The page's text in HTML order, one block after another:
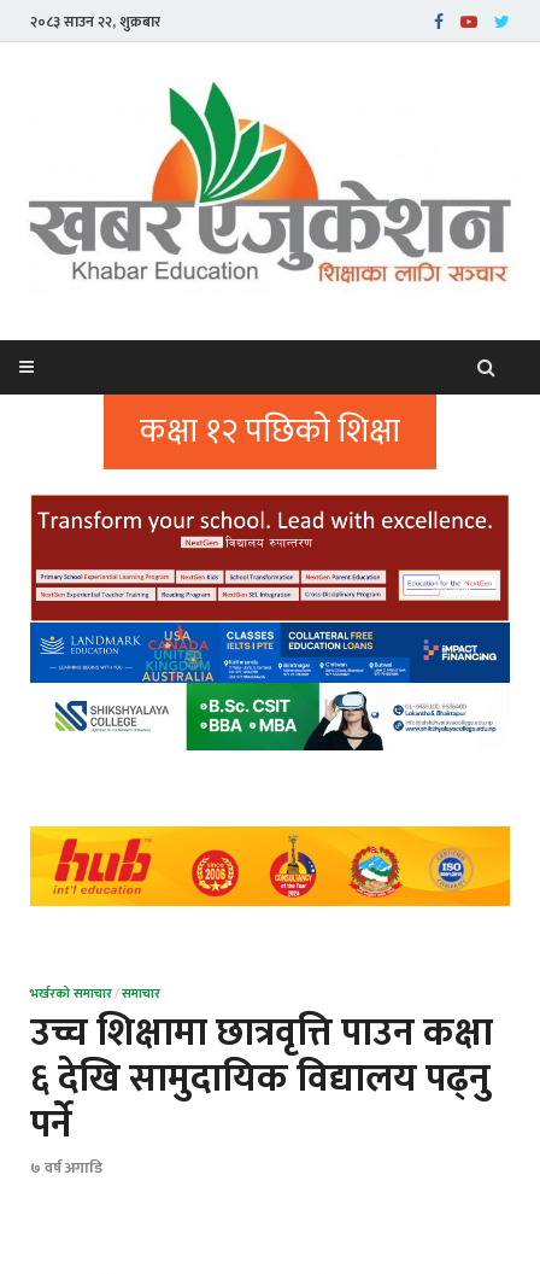
२०८३ साउन २२, शुक्रबार
कक्षा १२ पछिको शिक्षा
भर्खरको समाचार/समाचार
उच्च शिक्षामा छात्रवृत्ति पाउन कक्षा
६ देखि सामुदायिक विद्यालय पढ्नु
पर्ने
७ वर्ष अगाडि